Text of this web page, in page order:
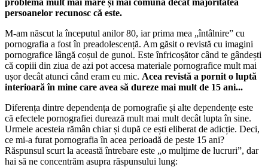
persoanelor recunosc că este.
M-am născut la începutul anilor 80, iar prima mea „întâlnire” cu
pornografia a fost în preadolescență. Am găsit o revistă cu imagini
pornografice lângă coșul de gunoi. Este înfricoșător când te gândești
că copiii din ziua de azi pot accesa materiale pornografice mult mai
ușor decât atunci când eram eu mic. Acea revistă a pornit o luptă
interioară în mine care avea să dureze mai mult de 15 ani...
Diferența dintre dependența de pornografie și alte dependențe este
că efectele pornografiei durează mult mai mult decât lupta în sine.
Urmele acesteia rămân chiar și după ce ești eliberat de adicție. Deci,
ce mi-a furat pornografia în acea perioadă de peste 15 ani?
Răspunsul scurt la această întrebare este „o mulțime de lucruri”, dar
hai să ne concentrăm asupra răspunsului lung: